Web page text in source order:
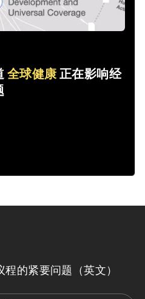
全球健康正在影响经
的紧要问题（英文）